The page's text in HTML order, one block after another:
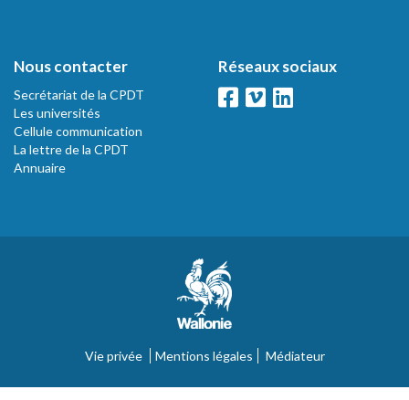
Nous contacter
Secrétariat de la CPDT
Les universités
Cellule communication
La lettre de la CPDT
Annuaire
Réseaux sociaux
Vie privée Mentions légales Médiateur